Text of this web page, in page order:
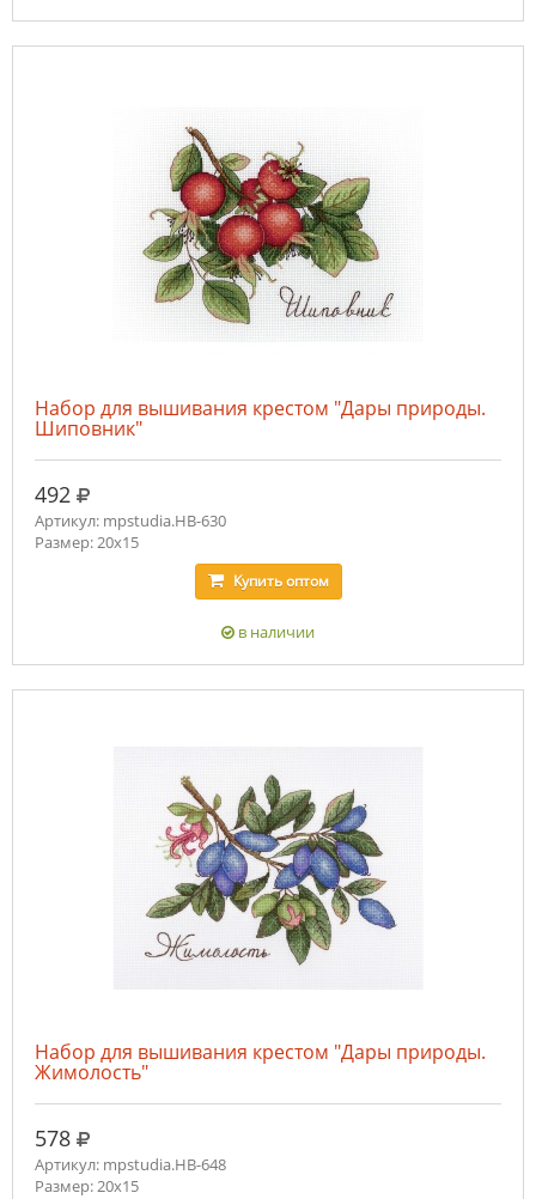
Набор для вышивания крестом "Дары природы.
Шиповник"
492 руб.
Артикул: mpstudia.НВ-630
Размер: 20x15
Купитьоптом
в наличии
Набор для вышивания крестом "Дары природы.
Жимолость"
578 руб.
Артикул: mpstudia.НВ-648
Размер: 20x15